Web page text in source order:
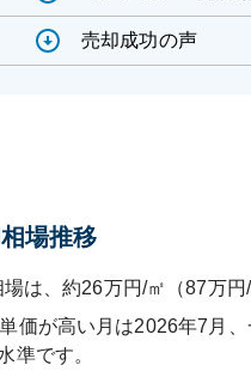
売却成功の声
場推移
は、約26万円/㎡（87万
価が高い月は2026年7月
準です。